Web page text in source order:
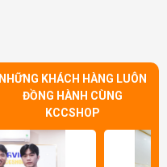
NHỮNG KHÁCH HÀNG LUÔN
ĐỒNG HÀNH CÙNG
KCCSHOP